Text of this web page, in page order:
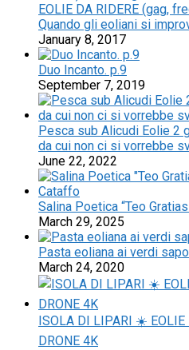
EOLIE DA RIDERE (gag,
Quando gli eoliani si
January 8, 2017
Duo Incanto. p.9
September 7, 2019
Pesca sub Alicudi Eolie 2
da cui non ci si vorrebbe
June 22, 2022
Salina Poetica “Teo
March 29, 2025
Pasta eoliana ai verdi
March 24, 2020
ISOLA DI LIPARI ☀️
DRONE 4K